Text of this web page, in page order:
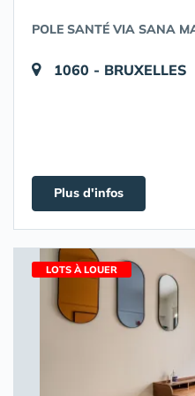
POLE SANTÉ VIA SANA
1060 - BRUXELLES
Plus d'infos
LOTS À LOUER